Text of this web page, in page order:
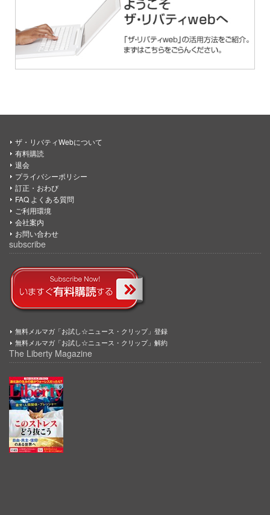
ザ・リバティWebについて
有料購読
退会
プライバシーポリシー
訂正・おわび
FAQ よくある質問
ご利用環境
会社案内
お問い合わせ
subscribe
無料メルマガ「お試し☆ニュース・クリップ」登録
無料メルマガ「お試し☆ニュース・クリップ」解約
The Liberty Magazine